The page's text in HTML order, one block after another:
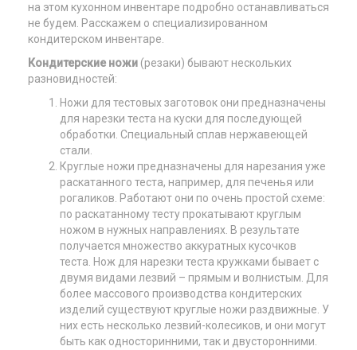
на этом кухонном инвентаре подробно останавливаться
не будем. Расскажем о специализированном
кондитерском инвентаре.
Кондитерские ножи (резаки) бывают нескольких
разновидностей:
Ножи для тестовых заготовок они предназначены
для нарезки теста на куски для последующей
обработки. Специальный сплав нержавеющей
стали.
Круглые ножи предназначены для нарезания уже
раскатанного теста, например, для печенья или
рогаликов. Работают они по очень простой схеме:
по раскатанному тесту прокатывают круглым
ножом в нужных направлениях. В результате
получается множество аккуратных кусочков
теста. Нож для нарезки теста кружками бывает с
двумя видами лезвий – прямым и волнистым. Для
более массового производства кондитерских
изделий существуют круглые ножи раздвижные. У
них есть несколько лезвий-колесиков, и они могут
быть как односторинними, так и двусторонними.